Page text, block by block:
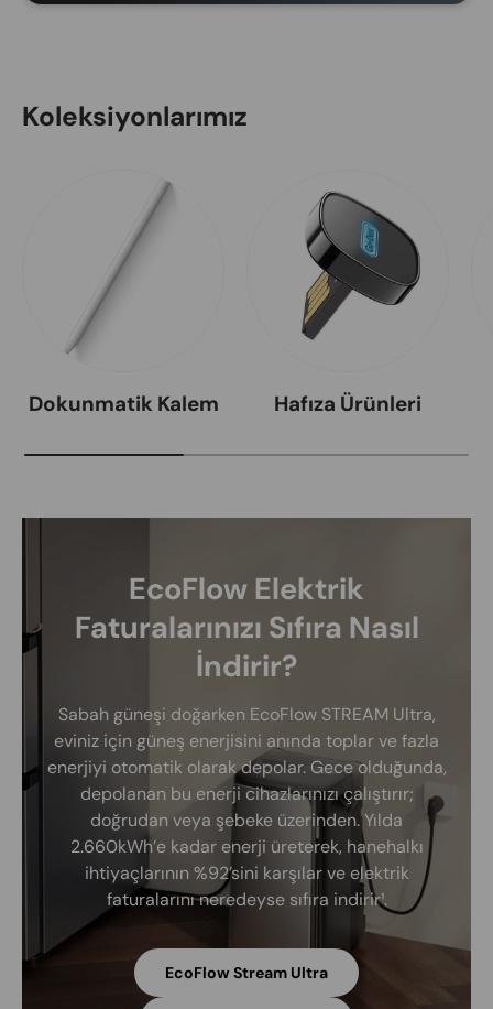
Koleksiyonlarımız
Dokunmatik Kalem Hafıza Ürünleri
EcoFlow Elektrik
Faturalarınızı Sıfıra Nasıl
İndirir?
Sabah güneşi doğarken EcoFlow STREAM Ultra,
eviniz için güneş enerjisini anında toplar ve fazla
enerjiyi otomatik olarak depolar. Gece olduğunda,
depolanan bu enerji cihazlarınızı çalıştırır;
doğrudan veya şebeke üzerinden. Yılda
2.660kWh’e kadar enerji üreterek, hanehalkı
ihtiyaçlarının %92’sini karşılar ve elektrik
faturalarını neredeyse sıfıra indirir¹.
EcoFlow Stream Ultra